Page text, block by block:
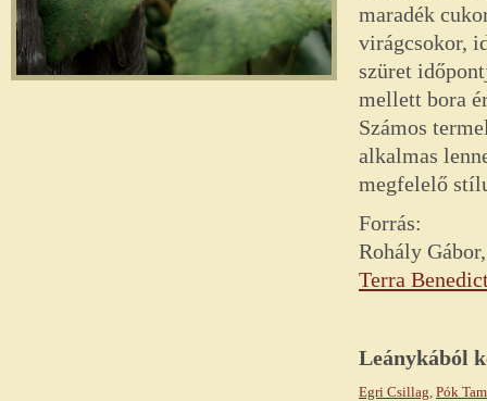
maradék
virágcsokor,
szüret
mellett bora
Számos
alkalmas
megfelelő
Forrás:
Rohály
Terra
Leánykából
Egri Csillag, Pók